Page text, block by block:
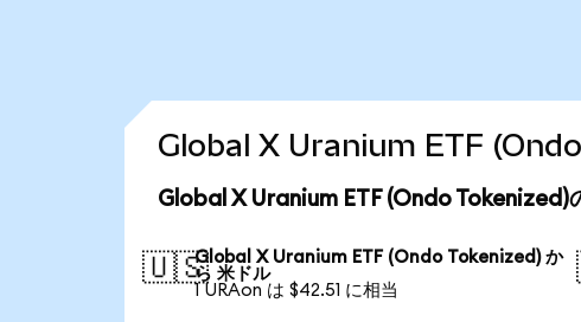
Global X Uranium ETF (Ondo
Global X Uranium ETF (Ondo Tokenized)
🇺🇸Global X Uranium ETF (Ondo Tokenized) か
ら 米ドル
1 URAon は $42.51 に相当